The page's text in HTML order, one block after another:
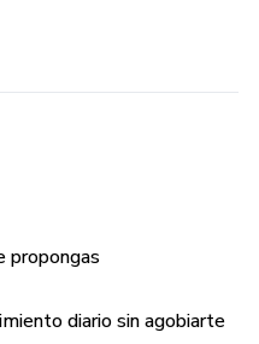
propongas
diario sin agobiarte